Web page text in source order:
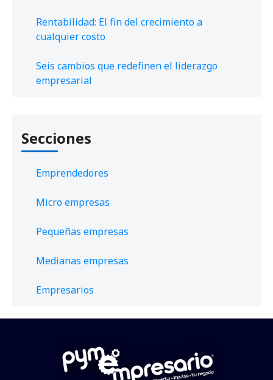
Rentabilidad: El fin del crecimiento a
cualquier costo
Seis cambios que redefinen el liderazgo
empresarial
Secciones
Emprendedores
Micro empresas
Pequeñas empresas
Medianas empresas
Empresarios